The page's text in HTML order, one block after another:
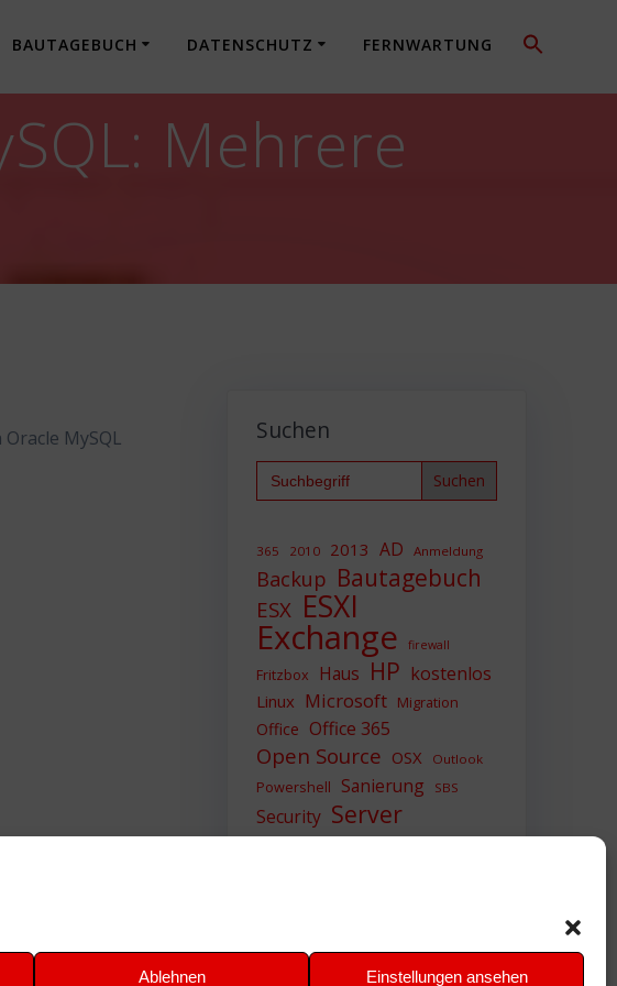
Ablehnen Einstellungen ansehen
BAUTAGEBUCH DATENSCHUTZ FERNWARTUNG
Mehrere
MySQL
Suchen
Search
for:
365 2010 2013 AD Anmeldung
Backup Bautagebuch
ESX ESXI
Exchange firewall
Fritzbox Haus HP kostenlos
Linux Microsoft Migration
Office Office 365
Open Source OSX Outlook
Powershell Sanierung SBS
Security Server
Sicherheit SIEM
VMWare VPN WAZUH